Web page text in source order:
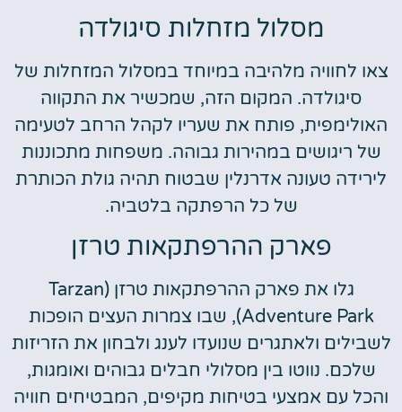
מסלול מזחלות סיגולדה
צאו לחוויה מלהיבה במיוחד במסלול המזחלות של
סיגולדה. המקום הזה, שמכשיר את התקווה
האולימפית, פותח את שעריו לקהל הרחב לטעימה
של ריגושים במהירות גבוהה. משפחות מתכוננות
לירידה טעונה אדרנלין שבטוח תהיה גולת הכותרת
של כל הרפתקה בלטביה.
פארק ההרפתקאות טרזן
גלו את פארק ההרפתקאות טרזן (Tarzan
Adventure Park), שבו צמרות העצים הופכות
לשבילים ולאתגרים שנועדו לענג ולבחון את הזריזות
שלכם. נווטו בין מסלולי חבלים גבוהים ואומגות,
והכל עם אמצעי בטיחות מקיפים, המבטיחים חוויה